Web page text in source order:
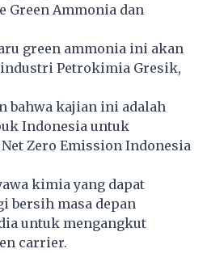
Green Ammonia dan
green ammonia ini akan
Petrokimia Gresik,
bahwa kajian ini adalah
Indonesia untuk
Zero Emission Indonesia
kimia yang dapat
bersih masa depan
untuk mengangkut
carrier.